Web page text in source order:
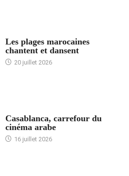
Les plages marocaines
chantent et dansent
20 juillet 2026
Casablanca, carrefour du
cinéma arabe
16 juillet 2026